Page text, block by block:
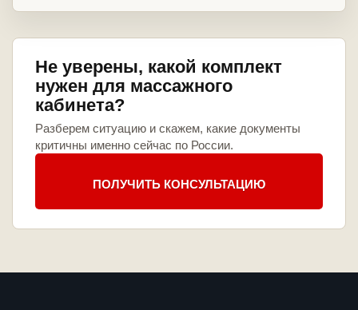
Не уверены, какой комплект
нужен для массажного
кабинета?
Разберем ситуацию и скажем, какие документы
критичны именно сейчас по России.
ПОЛУЧИТЬ КОНСУЛЬТАЦИЮ